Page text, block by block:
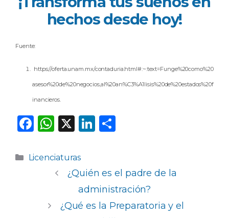
hechos desde hoy!
Fuente:
https://oferta.unam.mx/contaduria.html#:~:text=Funge%20como%20
asesor%20de%20negocios,al%20an%C3%A1lisis%20de%20estados%20f
inancieros.
F
c
W
a
ts
p
X
Li
e
dI
n
p
ar
ti
Categorías
Licenciaturas
¿Quién es el padre de la
administración?
¿Qué es la Preparatoria y el